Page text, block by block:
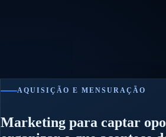
AQUISIÇÃO E MENSURAÇÃO
Marketing para captar